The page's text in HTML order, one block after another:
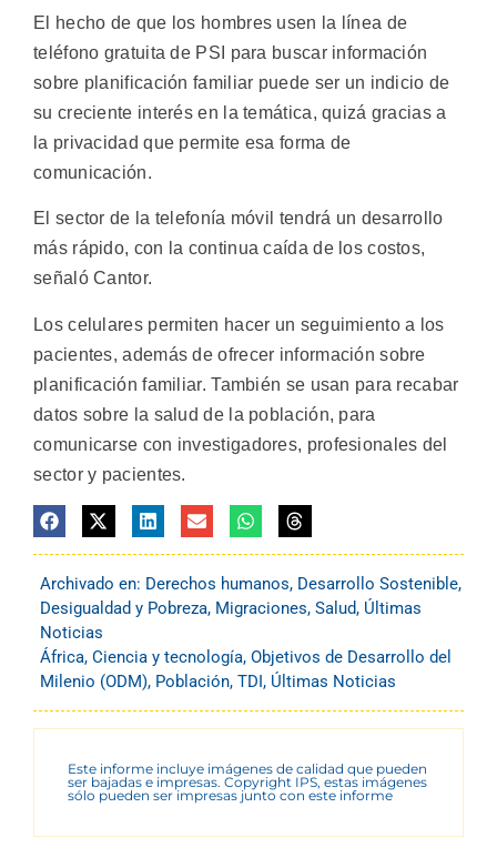
El hecho de que los hombres usen la línea de
teléfono gratuita de PSI para buscar información
sobre planificación familiar puede ser un indicio de
su creciente interés en la temática, quizá gracias a
la privacidad que permite esa forma de
comunicación.
El sector de la telefonía móvil tendrá un desarrollo
más rápido, con la continua caída de los costos,
señaló Cantor.
Los celulares permiten hacer un seguimiento a los
pacientes, además de ofrecer información sobre
planificación familiar. También se usan para recabar
datos sobre la salud de la población, para
comunicarse con investigadores, profesionales del
sector y pacientes.
Archivado en: Derechos humanos, Desarrollo Sostenible,
Desigualdad y Pobreza, Migraciones, Salud, Últimas
Noticias
África, Ciencia y tecnología, Objetivos de Desarrollo del
Milenio (ODM), Población, TDI , Últimas Noticias
Este informe incluye imágenes de calidad que pueden
ser bajadas e impresas. Copyright IPS, estas imágenes
sólo pueden ser impresas junto con este informe